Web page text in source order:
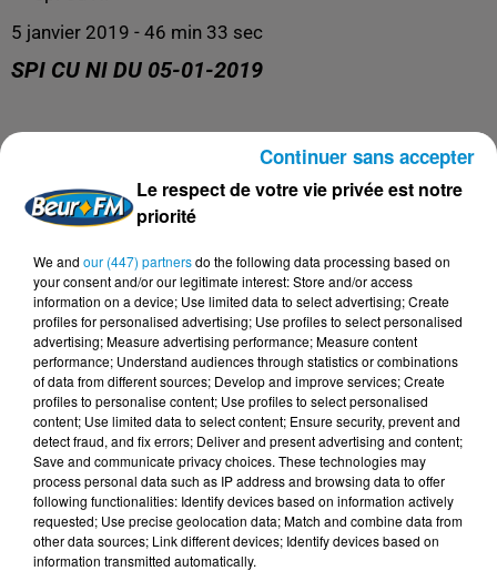
5 janvier 2019 - 46 min 33 sec
SPI CU NI DU 05-01-2019
Spi Cu Ni
DERNIERS PODCASTS
24 juillet 2026
Les Zinformés - 24/07/26
Le respect de votre vie privée est notre
priorité
We and our (447) partnersdo the following data processing based on
your consent and/or our legitimate interest: Store and/or access
information on a device; Use limited data to select advertising; Create
profiles for personalised advertising; Use profiles to select personalised
advertising; Measure advertising performance; Measure content
performance; Understand audiences through statistics or combinations
of data from different sources; Develop and improve services; Create
profiles to personalise content; Use profiles to select personalised
content; Use limited data to select content; Ensure security, prevent and
detect fraud, and fix errors; Deliver and present advertising and content;
Save and communicate privacy choices. These technologies may
process personal data such as IP address and browsing data to offer
following functionalities: Identify devices based on information actively
requested; Use precise geolocation data; Match and combine data from
other data sources; Link different devices; Identify devices based on
information transmitted automatically.
Continuer sans accepter